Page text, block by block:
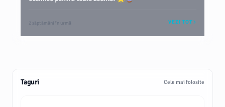
2 săptămâni în urmă VEZI TOT
Taguri Cele mai folosite